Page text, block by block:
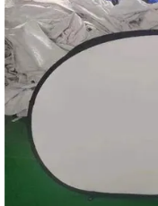
PLAN
DU
SITE
PRIVACY
POLICY